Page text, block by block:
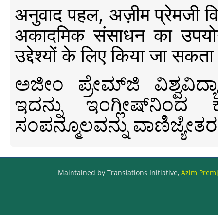
अनुवाद पहल, अज़ीम प्रेमजी
अकादमिक संसाधन का
उद्देश्यों के लिए किया जा
ಅಜೀಂ ಪ್ರೇಮ್‍ಜಿ
ಇದನ್ನು ಇಂಗ್ಲೀಷ್‍ನಿಂದ
ಸಂಪನ್ಮೂಲವನ್ನು
Maintained by Translations Initiative, Azim